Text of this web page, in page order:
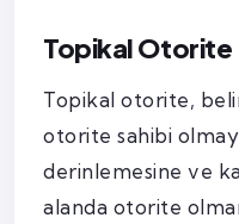
Topikal Otorite
Topikal otorite,
otorite sahibi
derinlemesine ve
alanda otorite